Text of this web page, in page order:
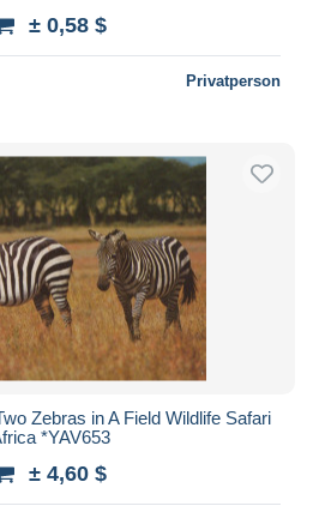
± 0,58 $
Privatperson
Zebras in A Field Wildlife Safari
*YAV653
± 4,60 $